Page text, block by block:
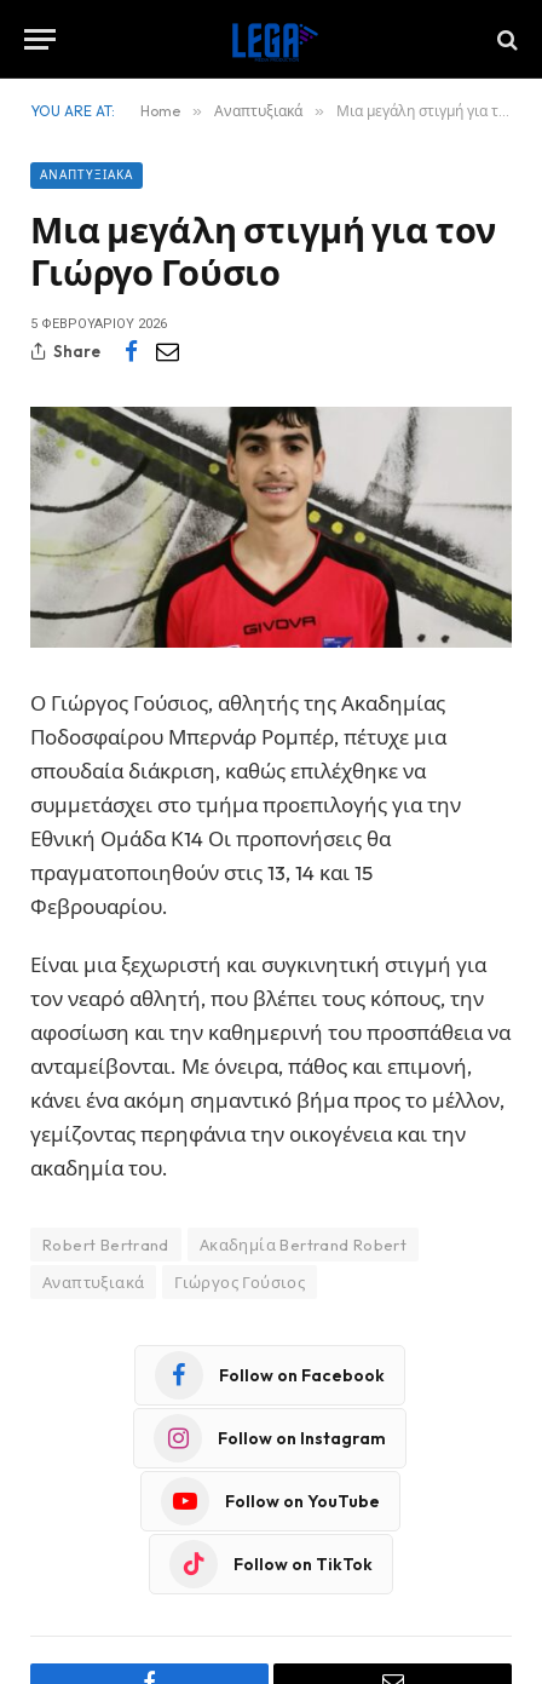
YOU ARE AT: Home » Αναπτυξιακά » Μια μεγάλη στιγμή για τον Γιώργο Γούσιο
ΑΝΑΠΤΥΞΙΑΚΆ
Μια μεγάλη στιγμή για τον
Γιώργο Γούσιο
5 ΦΕΒΡΟΥΑΡΊΟΥ 2026
Share
Ο Γιώργος Γούσιος, αθλητής της Ακαδημίας
Ποδοσφαίρου Μπερνάρ Ρομπέρ, πέτυχε μια
σπουδαία διάκριση, καθώς επιλέχθηκε να
συμμετάσχει στο τμήμα προεπιλογής για την
Εθνική Ομάδα Κ14 Οι προπονήσεις θα
πραγματοποιηθούν στις 13, 14 και 15
Φεβρουαρίου.
Είναι μια ξεχωριστή και συγκινητική στιγμή για
τον νεαρό αθλητή, που βλέπει τους κόπους, την
αφοσίωση και την καθημερινή του προσπάθεια να
ανταμείβονται. Με όνειρα, πάθος και επιμονή,
κάνει ένα ακόμη σημαντικό βήμα προς το μέλλον,
γεμίζοντας περηφάνια την οικογένεια και την
ακαδημία του.
Robert Bertrand
Ακαδημία Bertrand Robert
Αναπτυξιακά
Γιώργος Γούσιος
Follow on Facebook
Follow on Instagram
Follow on YouTube
Follow on TikTok